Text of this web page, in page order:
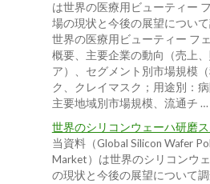
は世界の医療用ビューティー
場の現状と今後の展望について
世界の医療用ビューティー フ
概要、主要企業の動向（売上
ア）、セグメント別市場規模
ク、クレイマスク；用途別：
主要地域別市場規模、流通チ …
世界のシリコンウェーハ研磨
当資料（Global Silicon Wafer
Market）は世界のシリコンウ
の現状と今後の展望について